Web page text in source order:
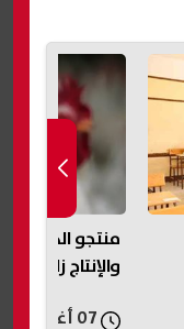
والإنتاج زاد 14% خلال عام